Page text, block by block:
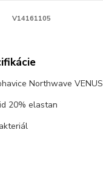
V14161105
Northwave VENUS
20% elastan